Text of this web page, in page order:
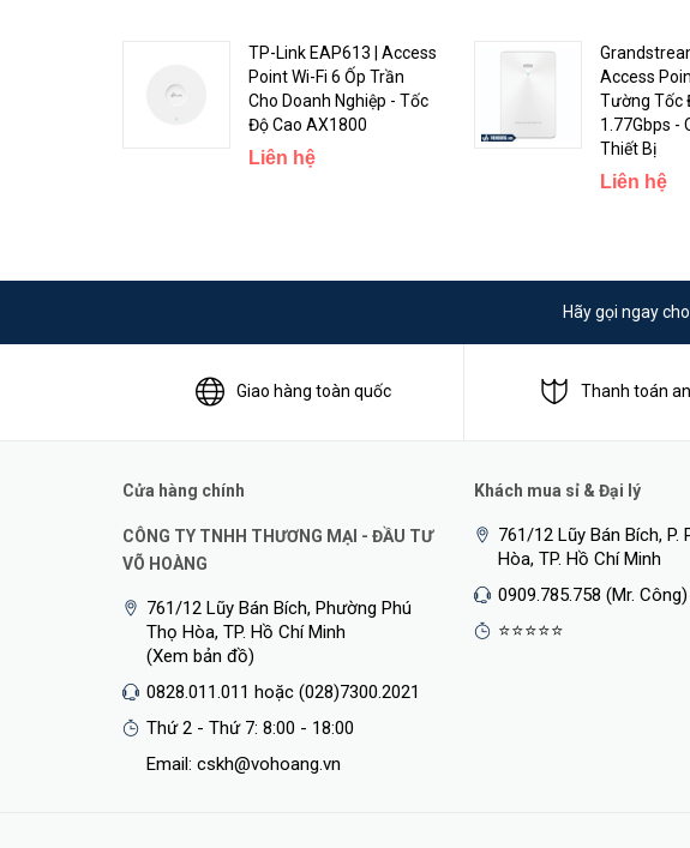
TP-Link EAP613 | Access
Point Wi-Fi 6 Ốp Trần
Cho Doanh Nghiệp - Tốc
Độ Cao AX1800
Liên hệ
Access
Tường Tốc
1.77Gbps -
Thiết Bị
Liên hệ
Hãy gọi ngay
Giao hàng toàn quốc Thanh toán
Cửa hàng chính
CÔNG TY TNHH THƯƠNG MẠI - ĐẦU TƯ
VÕ HOÀNG
761/12 Lũy Bán Bích, Phường Phú
Thọ Hòa, TP. Hồ Chí Minh
(Xem bản đồ)
0828.011.011 hoặc (028)7300.2021
Thứ 2 - Thứ 7: 8:00 - 18:00
Email: cskh@vohoang.vn
Khách mua sỉ & Đại lý
761/12 Lũy Bán Bích, P.
Hòa, TP. Hồ Chí Minh
0909.785.758 (Mr. Công)
⭐⭐⭐⭐⭐